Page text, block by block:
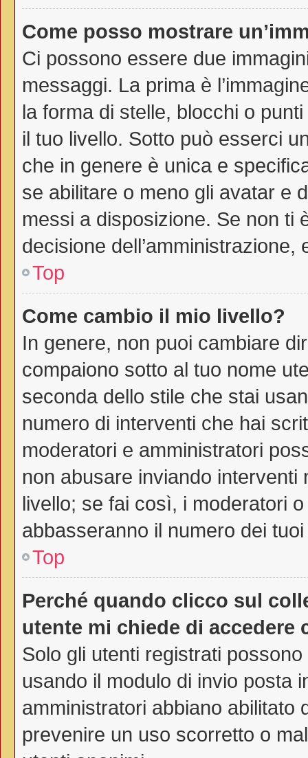
Come posso mostrare
Ci possono essere due
messaggi. La prima è
la forma di stelle, blocchi o
il tuo livello. Sotto può esserci
che in genere è unica e
se abilitare o meno gli avatar e
messi a disposizione. Se non ti
decisione
Top
Come cambio il mio livello?
In genere, non puoi cambiare
compaiono sotto al tuo nome
seconda dello stile che stai
numero di interventi che hai
moderatori e amministratori
non abusare inviando
livello; se fai così, i moderatori
abbasseranno il numero dei
Top
Perché quando clicco sul
utente mi chiede di accedere
Solo gli utenti registrati
usando il modulo di invio posta
amministratori abbiano abilitato
prevenire un uso scorretto o